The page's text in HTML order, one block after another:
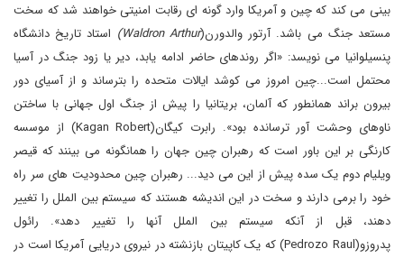
بینی می کند که چین و آمریکا وارد گونه ای رقابت امنیتی خواهند شد که سخت
مستعد جنگ می باشد. آرتور والدورن(Arthur
Waldron
) استاد تاریخ دانشگاه
پنسیلوانیا می نویسد: «اگر روندهای حاضر ادامه یابد، دیر یا زود جنگ در آسیا
محتمل است...چین امروز می کوشد ایالات متحده را بترساند و از آسیای دور
بیرون براند همانطور که آلمان، بریتانیا را پیش از جنگ اول جهانی با ساختن
ناوهای وحشت آور ترسانده بود». رابرت کیگان(Robert
Kagan) از موسسه
کارنگی بر این باور است که رهبران چین جهان را همانگونه می بینند که قیصر
ویلیام دوم یک سده پیش از این می دید... رهبران چین محدودیت های سر راه
خود را برمی دارند و سخت در این اندیشه هستند که سیستم بین الملل را تغییر
دهند، قبل از آنکه سیستم بین الملل آنها را تغییر دهد». رائول
پدروزو(Raul
Pedrozo) که یک کاپیتان بازنشته در نیروی دریایی آمریکا است در